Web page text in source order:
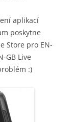
aplikací
poskytne
Store pro EN-
GB Live
:)